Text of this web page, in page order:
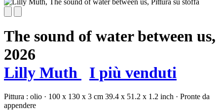
The sound of water between us,
2026
Lilly Muth
I più venduti
Pittura : olio · 100 x 130 x 3 cm 39.4 x 51.2 x 1.2 inch · Pronte da
appendere